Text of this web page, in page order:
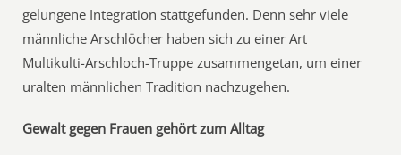
gelungene Integration stattgefunden. Denn sehr viele
männliche Arschlöcher haben sich zu einer Art
Multikulti-Arschloch-Truppe zusammengetan, um einer
uralten männlichen Tradition nachzugehen.
Gewalt gegen Frauen gehört zum Alltag